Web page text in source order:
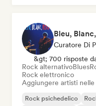
Bleu,
Curatore Di
&gt; 700 risposte
Rock alternativoBlues
Rock elettronico
Aggiungere artisti
Rock psichedelico